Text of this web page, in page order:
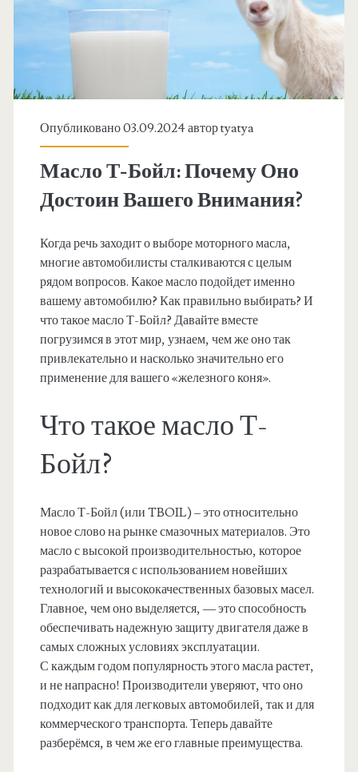
Опубликовано 03.09.2024 авторtyatya
Масло Т-Бойл: Почему Оно
Достоин Вашего Внимания?
Когда речь заходит о выборе моторного масла,
многие автомобилисты сталкиваются с целым
рядом вопросов. Какое масло подойдет именно
вашему автомобилю? Как правильно выбирать? И
что такое масло Т-Бойл? Давайте вместе
погрузимся в этот мир, узнаем, чем же оно так
привлекательно и насколько значительно его
применение для вашего «железного коня».
Что такое масло Т-
Бойл?
Масло Т-Бойл (или TBOIL) – это относительно
новое слово на рынке смазочных материалов. Это
масло с высокой производительностью, которое
разрабатывается с использованием новейших
технологий и высококачественных базовых масел.
Главное, чем оно выделяется, — это способность
обеспечивать надежную защиту двигателя даже в
самых сложных условиях эксплуатации.
С каждым годом популярность этого масла растет,
и не напрасно! Производители уверяют, что оно
подходит как для легковых автомобилей, так и для
коммерческого транспорта. Теперь давайте
разберёмся, в чем же его главные преимущества.